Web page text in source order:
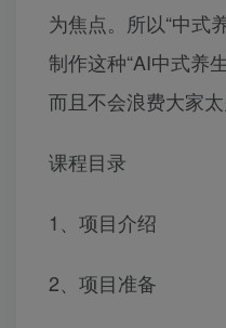
为焦点。所以“中式
制作这种“AI中式养
而且不会浪费大家太
课程目录
1、项目介绍
2、项目准备